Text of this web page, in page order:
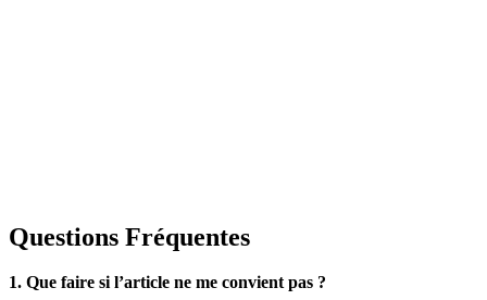
Questions Fréquentes
1. Que faire si l’article ne me convient pas ?